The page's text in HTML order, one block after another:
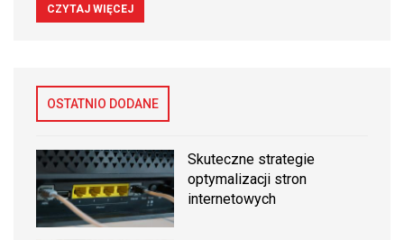
CZYTAJ WIĘCEJ
OSTATNIO DODANE
Skuteczne strategie
optymalizacji stron
internetowych